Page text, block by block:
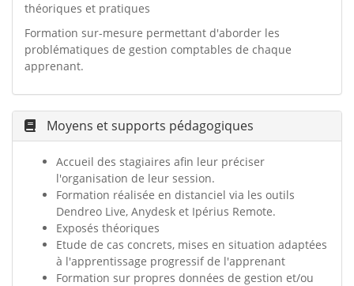
théoriques et pratiques
Formation sur-mesure permettant d'aborder les
problématiques de gestion comptables de chaque
apprenant.
Moyens et supports pédagogiques
Accueil des stagiaires afin leur préciser
l'organisation de leur session.
Formation réalisée en distanciel via les outils
Dendreo Live, Anydesk et Ipérius Remote.
Exposés théoriques
Etude de cas concrets, mises en situation adaptées
à l'apprentissage progressif de l'apprenant
Formation sur propres données de gestion et/ou